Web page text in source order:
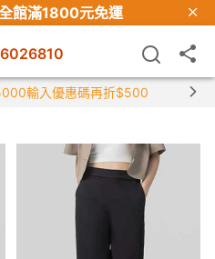
館滿1800元免運
輸入優惠碼再折$500